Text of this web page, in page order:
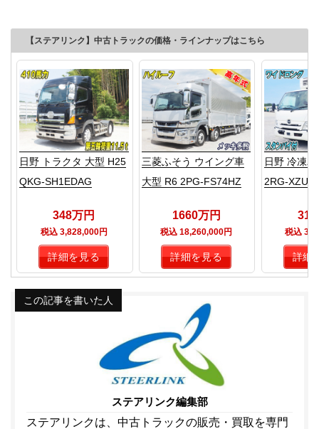
【ステアリンク】中古トラックの価格・ラインナップはこちら
日野 トラクタ 大型 H25
QKG-SH1EDAG
348万円
税込 3,828,000円
詳細を見る
三菱ふそう ウイング車
大型 R6 2PG-FS74HZ
1660万円
税込 18,260,000円
詳細を見る
日野 冷凍
2RG-
318
税込
詳細
この記事を書いた人
ステアリンク編集部
ステアリンクは、中古トラックの販売・買取を専門